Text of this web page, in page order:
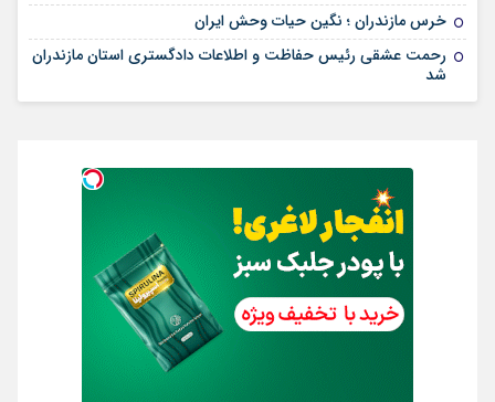
خرس مازندران ؛ نگین حیات وحش ایران
رحمت عشقی رئیس حفاظت و اطلاعات دادگستری استان مازندران
شد